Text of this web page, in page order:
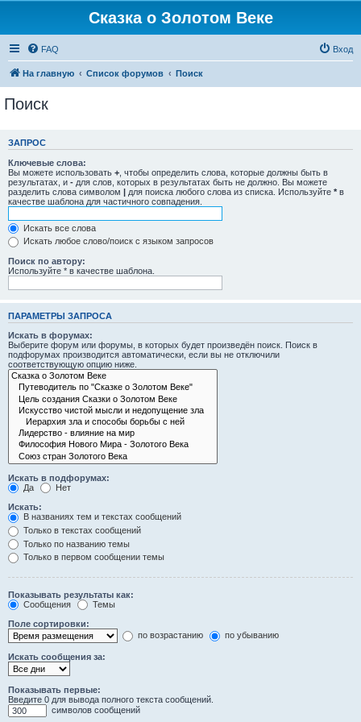
Сказка о Золотом Веке
FAQ Вход
На главную Список форумов Поиск
Поиск
ЗАПРОС
Ключевые слова:
Вы можете использовать + , чтобы определить слова, которые должны быть в
результатах, и - для слов, которых в результатах быть не должно. Вы можете
разделить слова символом | для поиска любого слова из списка. Используйте * в
качестве шаблона для частичного совпадения.
Искать все слова
Искать любое слово/поиск с языком запросов
Поиск по автору:
Используйте * в качестве шаблона.
ПАРАМЕТРЫ ЗАПРОСА
Искать в форумах:
Выберите форум или форумы, в которых будет произведён поиск. Поиск в
подфорумах производится автоматически, если вы не отключили
соответствующую опцию ниже.
Искать в подфорумах:
Да
Нет
Искать:
В названиях тем и текстах сообщений
Только в текстах сообщений
Только по названию темы
Только в первом сообщении темы
Показывать результаты как:
Сообщения
Темы
Поле сортировки:
по возрастанию
по убыванию
Искать сообщения за:
Показывать первые:
Введите 0 для вывода полного текста сообщений.
символов сообщений